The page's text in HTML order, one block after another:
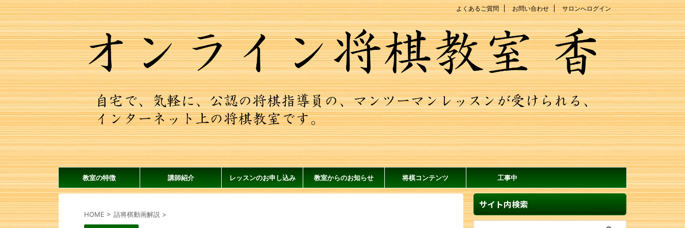
よくあるご質問 お問い合わせ サロンへログイン
教室の特徴 講師紹介 レッスンのお申し込み 教室からのお知らせ 将棋コンテンツ 工事中
HOME > 詰将棋動画解説 >
サイト内検索